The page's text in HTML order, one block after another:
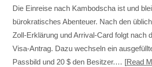
Die Einreise nach Kambodscha ist und
bürokratisches Abenteuer. Nach den
Zoll-Erklärung und Arrival-Card folgt nach
Visa-Antrag. Dazu wechseln ein
Passbild und 20 $ den Besitzer.…
Read